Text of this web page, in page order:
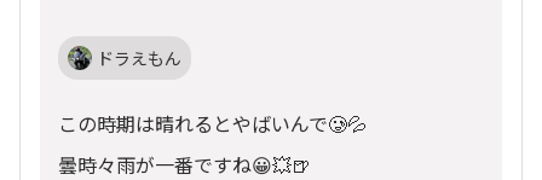
ドラえもん
この時期は晴れるとやばいんで🥲💦
曇時々雨が一番ですね😀💥🍺